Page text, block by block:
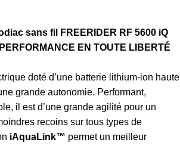
sans fil FREERIDER RF 5600 iQ
EN TOUTE LIBERTÉ
doté d’une batterie lithium-ion haute
grande autonomie. Performant,
il est d’une grande agilité pour un
recoins sur tous types de
iAquaLink™ permet un meilleur